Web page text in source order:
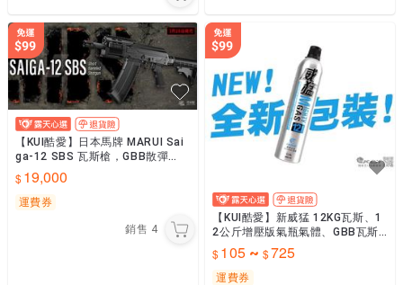
【KUI酷愛】日本馬牌 MARUI Sai
ga-12 SBS 瓦斯槍，GBB散彈
槍、霰彈槍，短版俄羅斯噴子~50
57319,000
運費券
銷售 4
【KUI酷愛】新威猛 12KG瓦斯、1
2公斤增壓版氣瓶氣體、GBB瓦斯
槍玩具槍生存遊戲，超高CP值、瓦
斯罐灰瓶~440
105~ 725
運費券